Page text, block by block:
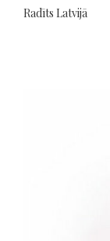
Radīts Latvijā